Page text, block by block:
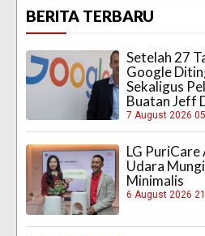
BERITA TERBARU
Setelah 27
Google
Sekaligus
Buatan Jeff
7 August 2026
LG
Udara
Minimalis
6 August 2026